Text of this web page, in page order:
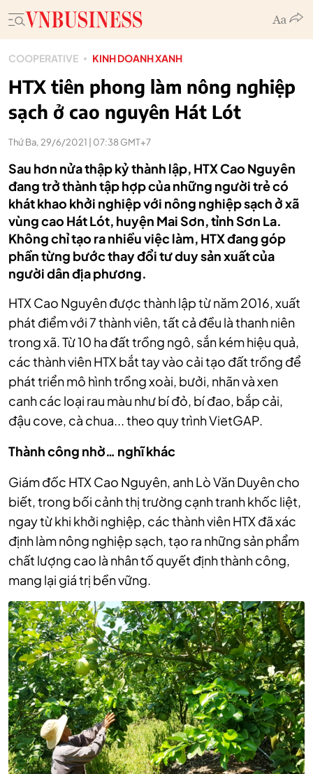
COOPERATIVE KINH DOANH XANH
HTX tiên phong làm nông nghiệp
sạch ở cao nguyên Hát Lót
Thứ Ba, 29/6/2021 | 07:38 GMT+7
Sau hơn nửa thập kỷ thành lập, HTX Cao Nguyên
đang trở thành tập hợp của những người trẻ có
khát khao khởi nghiệp với nông nghiệp sạch ở xã
vùng cao Hát Lót, huyện Mai Sơn, tỉnh Sơn La.
Không chỉ tạo ra nhiều việc làm, HTX đang góp
phần từng bước thay đổi tư duy sản xuất của
người dân địa phương.
HTX Cao Nguyên được thành lập từ năm 2016, xuất
phát điểm với 7 thành viên, tất cả đều là thanh niên
trong xã. Từ 10 ha đất trồng ngô, sắn kém hiệu quả,
các thành viên HTX bắt tay vào cải tạo đất trồng để
phát triển mô hình trồng xoài, bưởi, nhãn và xen
canh các loại rau màu như bí đỏ, bí đao, bắp cải,
đậu cove, cà chua... theo quy trình VietGAP.
Thành công nhờ… nghĩ khác
Giám đốc HTX Cao Nguyên, anh Lò Văn Duyên cho
biết, trong bối cảnh thị trường cạnh tranh khốc liệt,
ngay từ khi khởi nghiệp, các thành viên HTX đã xác
định làm nông nghiệp sạch, tạo ra những sản phẩm
chất lượng cao là nhân tố quyết định thành công,
mang lại giá trị bền vững.